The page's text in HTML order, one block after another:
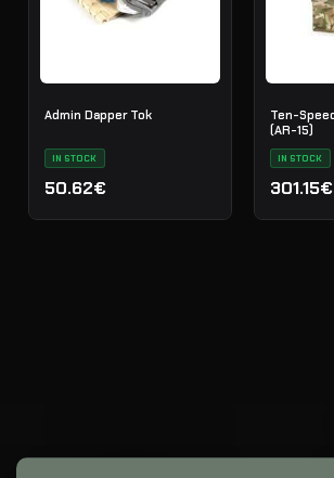
Admin Dapper Tok
IN STOCK
50.62€
Ten-
(AR-15)
IN STOCK
301.15€